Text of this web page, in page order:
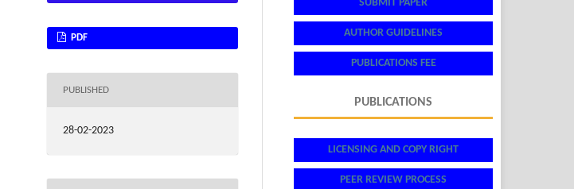
PDF
PUBLISHED
28-02-2023
SUBMIT PAPER
AUTHOR GUIDELINES
PUBLICATIONS FEE
PUBLICATIONS
LICENSING AND COPY RIGHT
PEER REVIEW PROCESS